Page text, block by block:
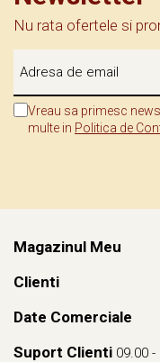
Nu rata ofertele si
Vreau sa primesc
multe in Politica de
Magazinul Meu
Clienti
Date Comerciale
Suport Clienti 09.00 -